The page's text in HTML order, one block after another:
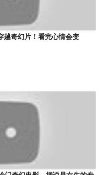
越奇幻片！看完心情会变